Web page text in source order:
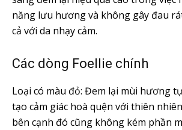
năng lưu hương và không gây đau
cả với da nhạy cảm.
Các dòng Foellie chính
Loại có màu đỏ: Đem lại mùi hương
tạo cảm giác hoà quện với thiên
bên cạnh đó cũng không kém phần